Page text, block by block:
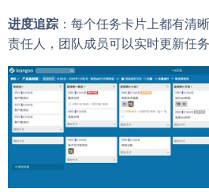
进度追踪 ：每个任务卡片上都有清
责任人，团队成员可以实时更新任务